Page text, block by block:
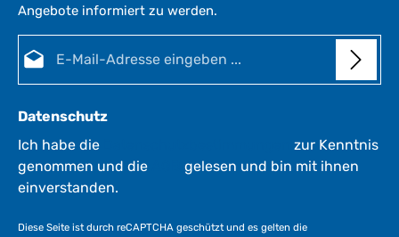
Angebote informiert zu werden.
Datenschutz
Ich habe die
zur Kenntnis
genommen und die
gelesen und bin mit ihnen
einverstanden.
Diese Seite ist durch reCAPTCHA geschützt und es gelten die